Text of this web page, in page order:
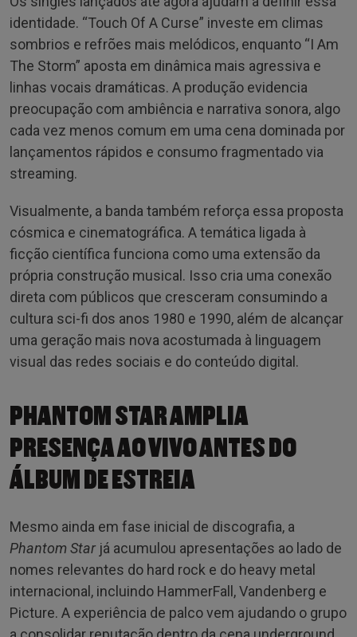
identidade. “Touch Of A Curse” investe em climas
sombrios e refrões mais melódicos, enquanto “I Am
The Storm” aposta em dinâmica mais agressiva e
linhas vocais dramáticas. A produção evidencia
preocupação com ambiência e narrativa sonora, algo
cada vez menos comum em uma cena dominada por
lançamentos rápidos e consumo fragmentado via
streaming.
Visualmente, a banda também reforça essa proposta
cósmica e cinematográfica. A temática ligada à
ficção científica funciona como uma extensão da
própria construção musical. Isso cria uma conexão
direta com públicos que cresceram consumindo a
cultura sci-fi dos anos 1980 e 1990, além de alcançar
uma geração mais nova acostumada à linguagem
visual das redes sociais e do conteúdo digital.
PHANTOM STAR AMPLIA
PRESENÇA AO VIVO ANTES DO
ÁLBUM DE ESTREIA
Mesmo ainda em fase inicial de discografia, a
Phantom Starjá acumulou apresentações ao lado de
nomes relevantes do hard rock e do heavy metal
internacional, incluindo HammerFall, Vandenberg e
Picture. A experiência de palco vem ajudando o grupo